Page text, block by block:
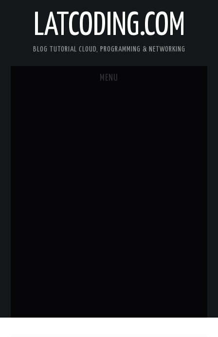
LATCODING.COM
BLOG TUTORIAL CLOUD, PROGRAMMING & NETWORKING
MENU